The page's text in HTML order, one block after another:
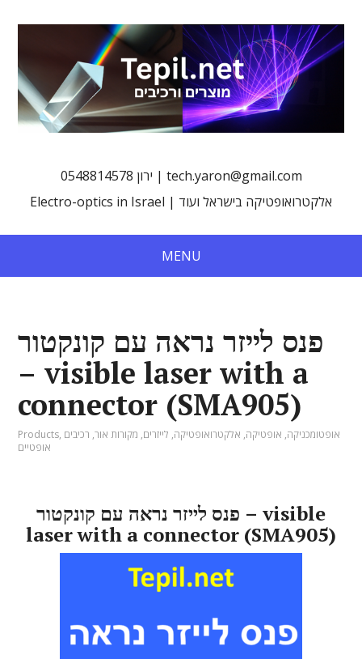
0548814578 ירון | tech.yaron@gmail.com
Electro-optics in Israel | אלקטרואופטיקה בישראל ועוד
MENU
פנס לייזר נראה עם קונקטור
– visible laser with a
connector (SMA905)
Products, אופטומכניקה, אופטיקה, אלקטרואופטיקה, לייזרים, מקורות אור, רכיבים
אופטיים
פנס לייזר נראה עם קונקטור – visible
laser with a connector (SMA905)